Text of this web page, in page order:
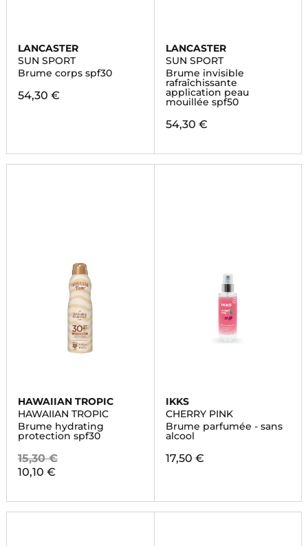
LANCASTER
SUN SPORT
Brume corps spf30
54,30 €
LANCASTER
SUN SPORT
Brume invisible
rafraîchissante
application peau
mouillée spf50
54,30 €
HAWAIIAN TROPIC
HAWAIIAN TROPIC
Brume hydrating
protection spf30
15,30 €
10,10 €
IKKS
CHERRY PINK
Brume parfumée - sans
alcool
17,50 €